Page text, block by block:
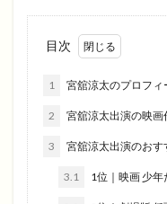
目次
1 宮舘涼太のプロフィ
2 宮舘涼太出演の映画
3 宮舘涼太出演のおす
3.1 1位｜映画 少年